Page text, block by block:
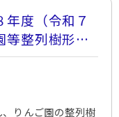
年度（令和７
等整列樹形化
について
りんご園の整列樹